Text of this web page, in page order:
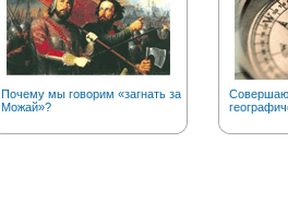
Почему мы говорим «загнать за
Можай»?